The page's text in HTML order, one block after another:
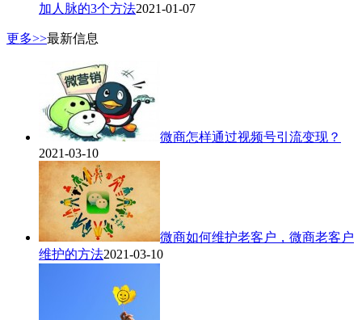
加人脉的3个方法2021-01-07
更多>>最新信息
微商怎样通过视频号引流变现？
2021-03-10
微商如何维护老客户，微商老客户
维护的方法2021-03-10